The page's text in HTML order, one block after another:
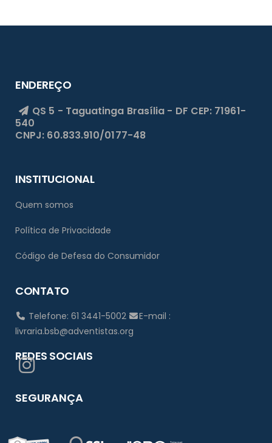
ENDEREÇO
QS 5 - Taguatinga Brasília - DF CEP: 71961-
540
CNPJ: 60.833.910/0177-48
INSTITUCIONAL
Quem somos
Política de Privacidade
Código de Defesa do Consumidor
CONTATO
Telefone: 61 3441-5002
E-mail :
livraria.bsb@adventistas.org
REDES SOCIAIS
SEGURANÇA